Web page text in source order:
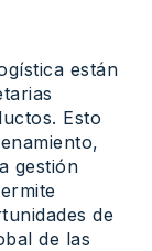
están
Esto
gestión
de
de las